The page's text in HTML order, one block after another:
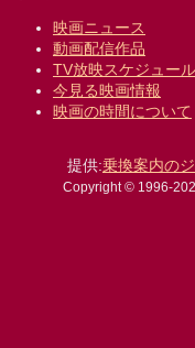
映画ニュース
動画配信作品
TV放映スケジュール
今見る映画情報
映画の時間について
提供:乗換案内の
Copyright © 1996-